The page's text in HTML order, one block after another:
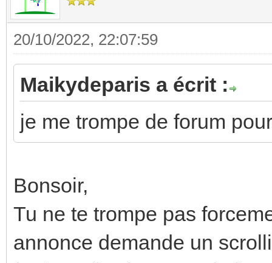
20/10/2022, 22:07:59
Maikydeparis a écrit :
je me trompe de forum
Bonsoir,
Tu ne te trompe pas
annonce demande un